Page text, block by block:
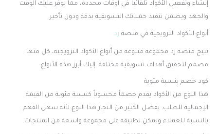
إنشاء وتفعيل الأكواد تلقائياً في أوقات محددة، مما يوفر عليك الوقت
والجهد ويضمن تنفيذ حملاتك التسويقية بدقة ودون تأخير.
أنواع الأكواد الترويجية في منصة زد
تتيح منصة زد مجموعة متنوعة من أنواع الأكواد الترويجية، كل منها
مصمم لتحقيق أهداف تسويقية مختلفة. إليك أبرز هذه الأنواع:
كود خصم بنسبة مئوية
هذا النوع من الأكواد يقدم خصماً محسوباً كنسبة مئوية من القيمة
الإجمالية للطلب. يفضل الكثير من التجار هذا النوع لأنه سهل الفهم
بالنسبة للعملاء ويمكن تطبيقه على مجموعة واسعة من المنتجات.